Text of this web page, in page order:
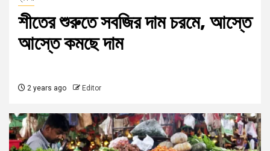
শীতের শুরুতে সবজির দাম চরমে, আস্তে
আস্তে কমছে দাম
2 years ago Editor